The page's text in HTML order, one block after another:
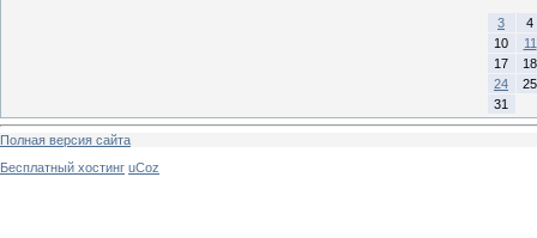
3
4
10
11
17
18
24
25
31
Полная версия сайта
Бесплатный хостинг uCoz